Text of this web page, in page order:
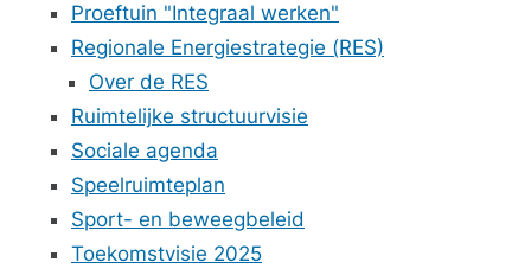
Proeftuin "Integraal werken"
Regionale Energiestrategie (RES)
Over de RES
Ruimtelijke structuurvisie
Sociale agenda
Speelruimteplan
Sport- en beweegbeleid
Toekomstvisie 2025